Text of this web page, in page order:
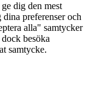
dig den mest
preferenser och
alla" samtycker
besöka
samtycke.